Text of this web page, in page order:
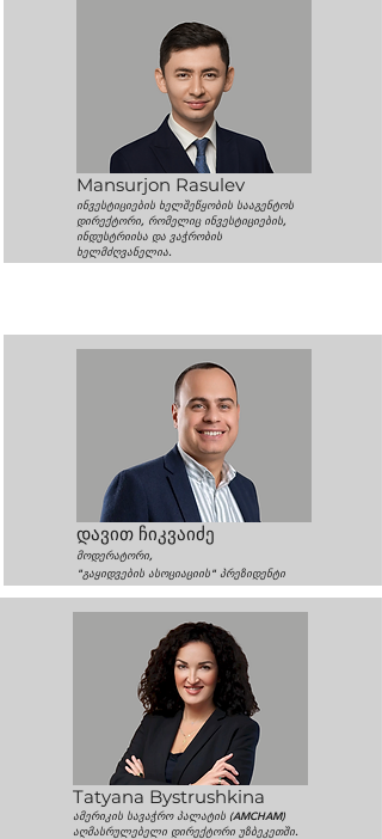
Mansurjon Rasulev
ინვესტიციების ხელშეწყობის სააგენტოს
დირექტორი, რომელიც ინვესტიციების,
ინდუსტრიისა და ვაჭრობის
ხელმძღვანელია.
დავით ჩიკვაიძე
მოდერატორი,
"გაყიდვების ასოციაციის" პრეზიდენტი
Tatyana Bystrushkina
ამერიკის სავაჭრო პალატის (AMCHAM)
აღმასრულებელი დირექტორი უზბეკეთში.